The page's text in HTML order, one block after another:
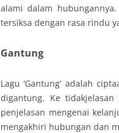
alami dalam
tersiksa dengan rasa rindu
Gantung
Lagu ‘Gantung’ adalah
digantung. Ke
penjelasan mengenai
mengakhiri hubungan dan